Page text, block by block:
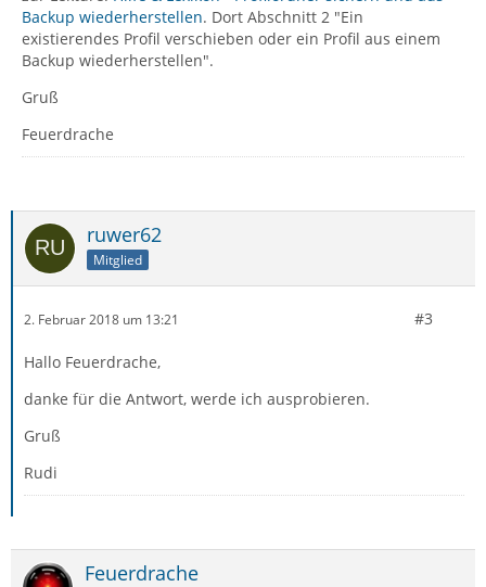
Backup wiederherstellen. Dort Abschnitt 2 "Ein
existierendes Profil verschieben oder ein Profil aus einem
Backup wiederherstellen".
Gruß
Feuerdrache
ruwer62
Mitglied
2. Februar 2018 um 13:21 #3
Hallo Feuerdrache,
danke für die Antwort, werde ich ausprobieren.
Gruß
Rudi
Feuerdrache